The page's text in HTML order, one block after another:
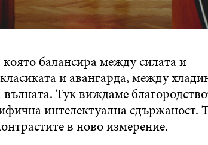
която балансира между силата и
и авангарда, между
Тук виждаме
интелектуална сдържаност.
в ново измерение.